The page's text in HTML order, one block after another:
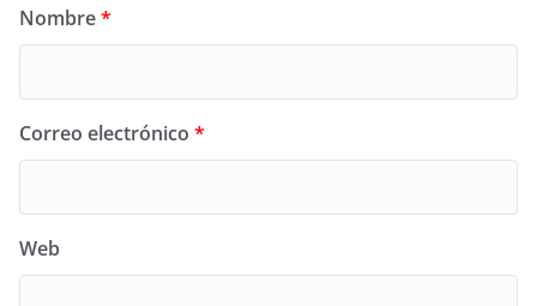
Nombre*
Correo electrónico *
Web